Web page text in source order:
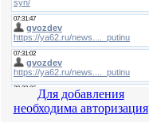
Для добавления
необходима авторизация